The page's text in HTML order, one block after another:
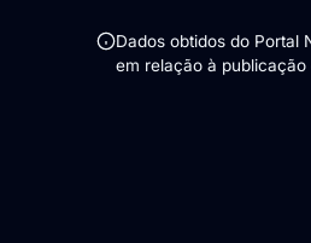
Dados obtidos do Portal
em relação à